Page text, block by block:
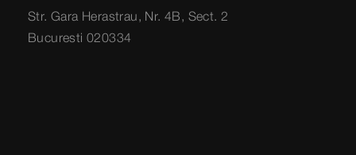
Str. Gara Herastrau, Nr. 4B, Sect. 2
Bucuresti 020334